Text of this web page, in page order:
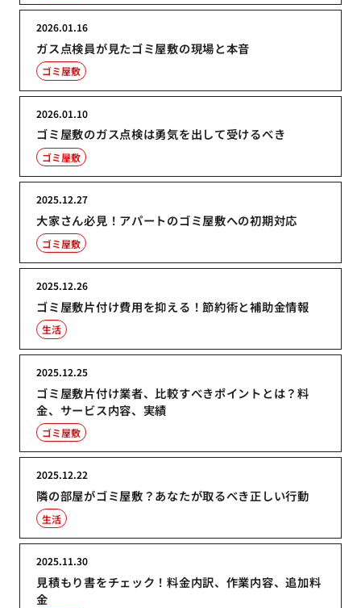
ガス点検員が見たゴミ屋敷の現場と本音
2026.01.16
ゴミ屋敷
ゴミ屋敷のガス点検は勇気を出して受けるべき
2026.01.10
ゴミ屋敷
大家さん必見！アパートのゴミ屋敷への初期対応
2025.12.27
ゴミ屋敷
ゴミ屋敷片付け費用を抑える！節約術と補助金情報
2025.12.26
生活
ゴミ屋敷片付け業者、比較すべきポイントとは？料
金、サービス内容、実績
2025.12.25
ゴミ屋敷
隣の部屋がゴミ屋敷？あなたが取るべき正しい行動
2025.12.22
生活
見積もり書をチェック！料金内訳、作業内容、追加料
金
2025.11.30